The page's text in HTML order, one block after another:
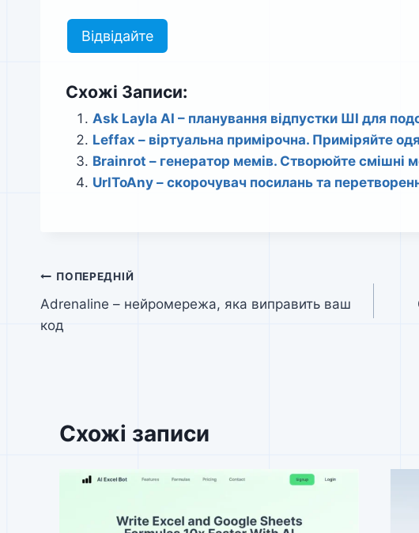
Відвідайте
Схожі Записи:
Ask Layla AI – планування відпустки ШІ для
Leffaх – віртуальна примірочна. Приміряйте
Brainrot – генератор мемів. Створюйте смішні
UrlToAny – скорочувач посилань та
Навігація
записів
ПОПЕРЕДНІЙ
Adrenaline – нейромережа, яка виправить ваш
код
Схожі записи